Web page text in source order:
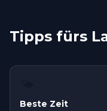
Tipps fürs
Beste Zeit